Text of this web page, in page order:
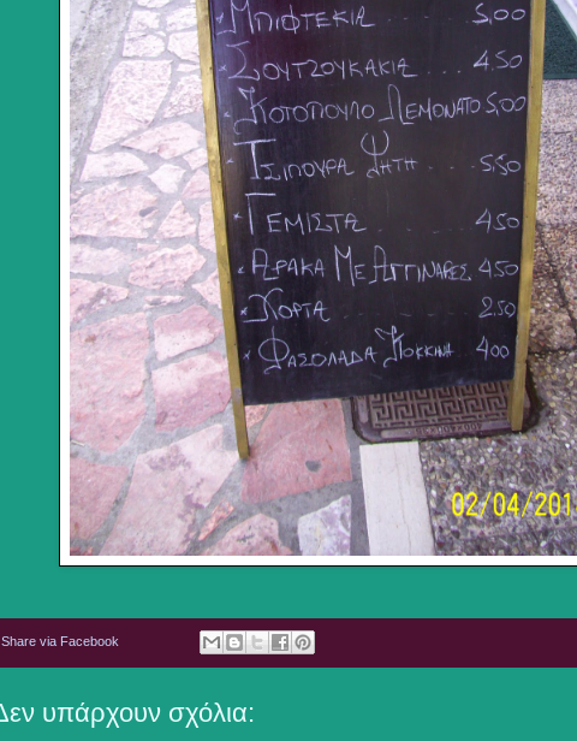
Share via Facebook
υπάρχουν σχόλια: